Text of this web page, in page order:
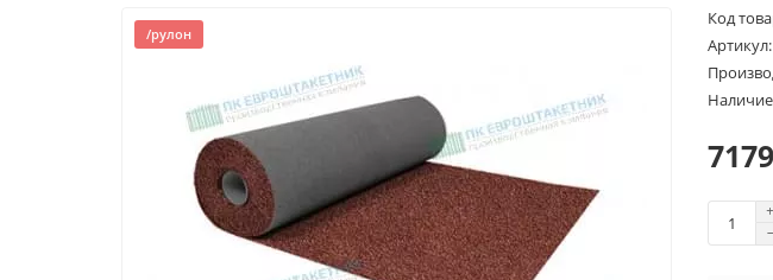
/рулон
Код
Артикул: